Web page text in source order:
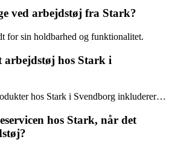
ved arbejdstøj fra Stark?
for sin holdbarhed og funktionalitet.
hos Stark i
hos Stark i Svendborg inkluderer…
hos Stark, når det